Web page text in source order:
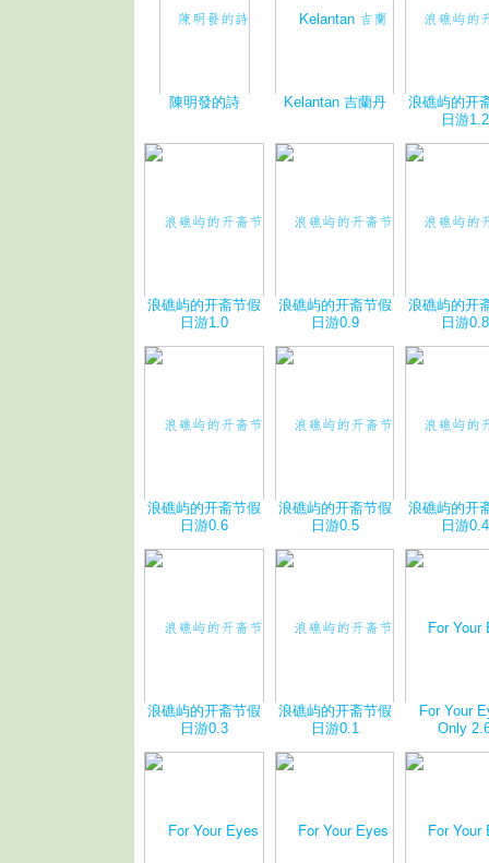
陳明發的詩 Kelantan 吉蘭丹
浪礁屿的开
日游1.2
浪礁屿的开斋节假
日游1.0
浪礁屿的开斋节假
日游0.9
浪礁屿的开
日游0.8
浪礁屿的开斋节假
日游0.6
浪礁屿的开斋节假
日游0.5
浪礁屿的开
日游0.4
浪礁屿的开斋节假
日游0.3
浪礁屿的开斋节假
日游0.1
For Your
Only